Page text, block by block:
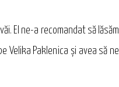
El ne-a recomandat să lăsăm
Velika Paklenica şi avea să ne